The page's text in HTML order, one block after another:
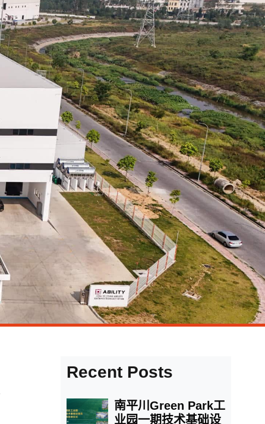
Recent Posts
南平川Green Park工
业园一期技术基础设